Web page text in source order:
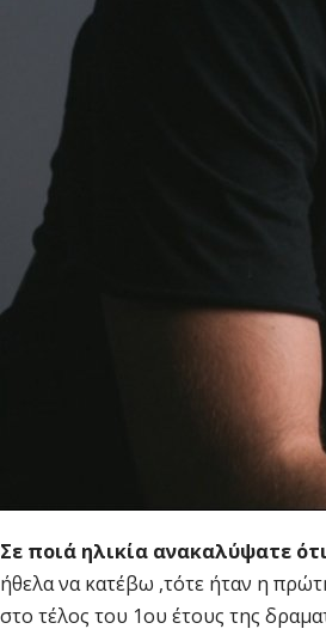
Σε ποιά ηλικία ανακαλύψατε
ήθελα να κατέβω ,τότε ήταν η
στο τέλος του 1ου έτους της